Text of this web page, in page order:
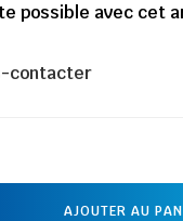
possible avec cet
contacter
AJOUTER AU